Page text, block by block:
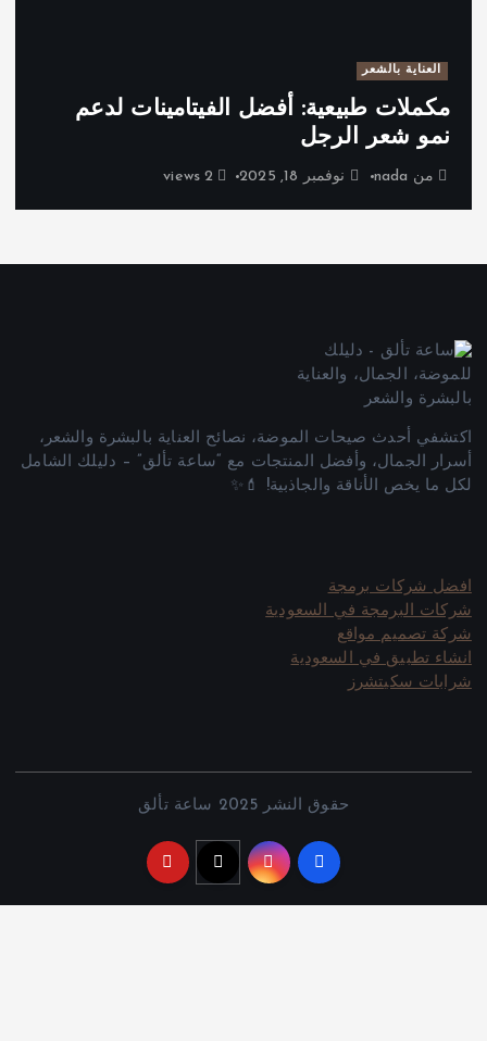
العناية بالشعر
مكملات طبيعية: أفضل الفيتامينات لدعم
نمو شعر الرجل
من nada نوفمبر 18, 2025 2 views
اكتشفي أحدث صيحات الموضة، نصائح العناية بالبشرة والشعر،
أسرار الجمال، وأفضل المنتجات مع “ساعة تألق” – دليلك الشامل
لكل ما يخص الأناقة والجاذبية! 💄✨
افضل شركات برمجة
شركات البرمجة في السعودية
شركة تصميم مواقع
انشاء تطبيق في السعودية
شرابات سكيتشرز
حقوق النشر 2025 ساعة تألق